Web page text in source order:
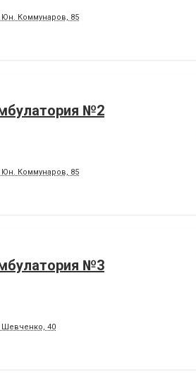
Юн. Коммунаров, 85
№2
Юн. Коммунаров, 85
№3
Шевченко, 40